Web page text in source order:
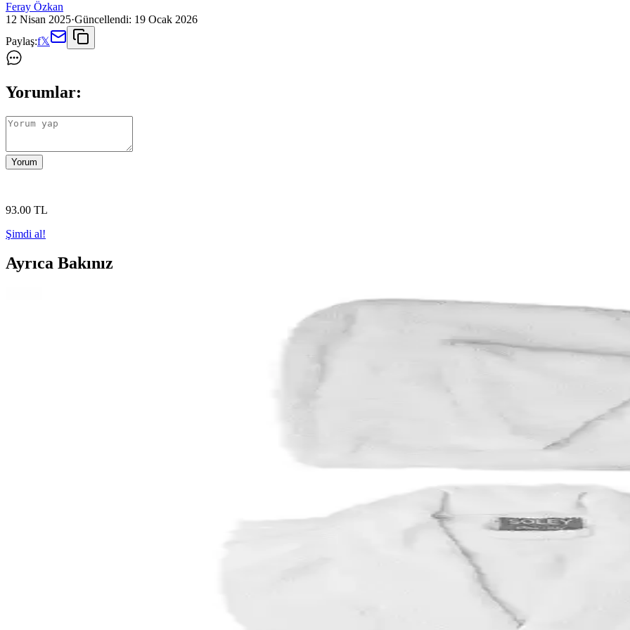
Feray Özkan
12 Nisan 2025·Güncellendi: 19 Ocak 2026
Paylaş:f𝕏
Yorumlar:
Yorum
93.00 TL
Şimdi al!
Ayrıca Bakınız
Varol Biyeli Şal Yaka Bambu Bornoz ve Varol Orfe Serisi Pike Otel Bornozu Karşılaştırması
Bambu ekmek kutuları, doğal malzeme, şık tasarım ve pratik kullanım ile mutfaklarınızı güzelleştirir. Sağlıklı ve estetik saklama çözümleri
Bu makalede, Varol Bambu Nakışlı ve Biyeli Kapşonlu çocuk bornozlarının malzeme, tasarım ve performans özellikleri detaylı şekilde
Varol Bambu Nakışlı Çocuk Bornozları Karşılaştırması: Kumaş Kalitesi ve Kullanım Özellikleri
İki farklı bambu nakışlı çocuk bornozunu karşılaştırıyoruz. Kumaş kalitesi, emicilik, yumuşaklık ve kullanım deneyimi gibi kriterlerle
Varol Biyeli Bambu Bornoz Karşılaştırması: Kapşonlu ve Şal Yaka Modelleri Analizi
Bu makalede, Varol Biyeli kapşonlu ve şal yaka bambu bornozların özellikleri, kullanıcı yorumları ve performans kriterleri detaylı şekilde
Midilife Bamboo Hygiene ve Comfort Yatak: Sağlıklı ve Konforlu Uyku İçin Yenilikçi Tasarım
Yüksek kaliteli malzemeleri ve teknolojik özellikleriyle öne çıkan Midilife Bamboo Hygiene ve Comfort yatak, ergonomik tasarımıyla